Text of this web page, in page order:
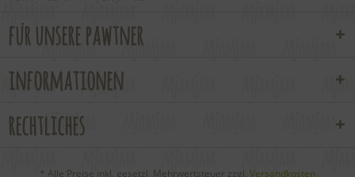
für unsere pawtner
informationen
rechtliches
* Alle Preise inkl. gesetzl. Mehrwertsteuer zzgl. Versandkosten